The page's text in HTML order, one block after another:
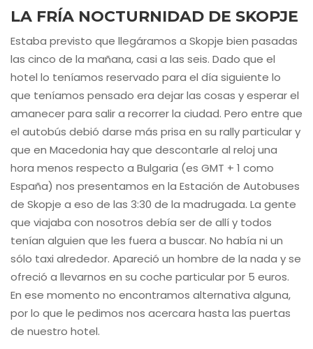
LA FRÍA NOCTURNIDAD DE SKOPJE
Estaba previsto que llegáramos a Skopje bien pasadas
las cinco de la mañana, casi a las seis. Dado que el
hotel lo teníamos reservado para el día siguiente lo
que teníamos pensado era dejar las cosas y esperar el
amanecer para salir a recorrer la ciudad. Pero entre que
el autobús debió darse más prisa en su rally particular y
que en Macedonia hay que descontarle al reloj una
hora menos respecto a Bulgaria (es GMT + 1 como
España) nos presentamos en la Estación de Autobuses
de Skopje a eso de las 3:30 de la madrugada. La gente
que viajaba con nosotros debía ser de allí y todos
tenían alguien que les fuera a buscar. No había ni un
sólo taxi alrededor. Apareció un hombre de la nada y se
ofreció a llevarnos en su coche particular por 5 euros.
En ese momento no encontramos alternativa alguna,
por lo que le pedimos nos acercara hasta las puertas
de nuestro hotel.